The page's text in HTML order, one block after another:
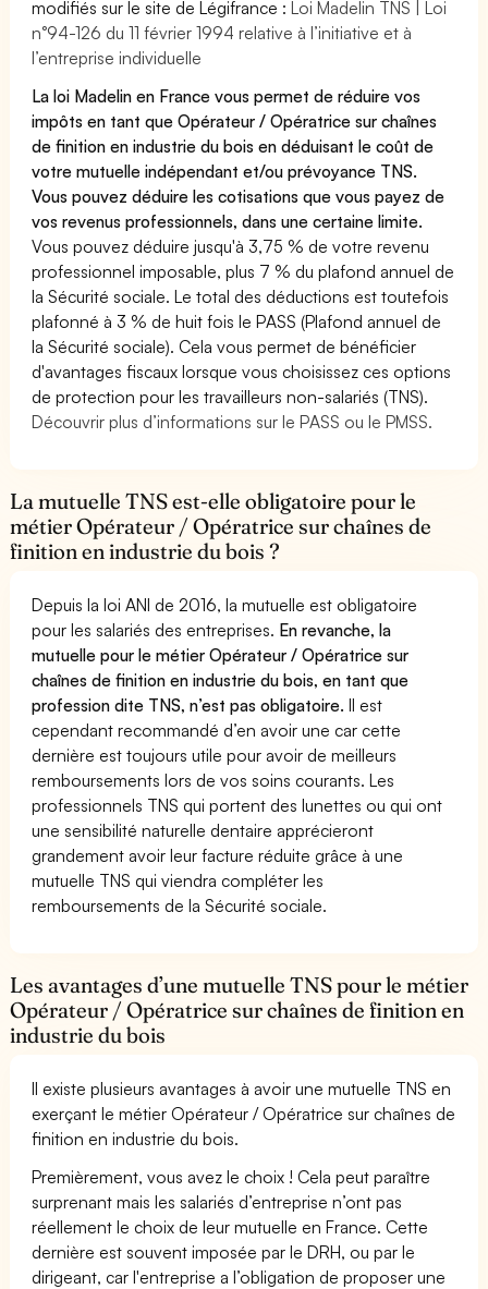
modifiés sur le site de Légifrance :Loi Madelin TNS | Loi
n°94-126 du 11 février 1994 relative à l’initiative et à
l’entreprise individuelle
La loi Madelin en France vous permet de réduire vos
impôts en tant que Opérateur / Opératrice sur chaînes
de finition en industrie du bois en déduisant le coût de
votre mutuelle indépendant et/ou prévoyance TNS.
Vous pouvez déduire les cotisations que vous payez de
vos revenus professionnels, dans une certaine limite.
Vous pouvez déduire jusqu'à 3,75 % de votre revenu
professionnel imposable, plus 7 % du plafond annuel de
la Sécurité sociale. Le total des déductions est toutefois
plafonné à 3 % de huit fois le PASS (Plafond annuel de
la Sécurité sociale). Cela vous permet de bénéficier
d'avantages fiscaux lorsque vous choisissez ces options
de protection pour les travailleurs non-salariés (TNS).
Découvrir plus d’informations sur le PASS ou le PMSS.
La mutuelle TNS est-elle obligatoire pour le
métier Opérateur / Opératrice sur chaînes de
finition en industrie du bois ?
Depuis la loi ANI de 2016, la mutuelle est obligatoire
pour les salariés des entreprises. En revanche, la
mutuelle pour le métier Opérateur / Opératrice sur
chaînes de finition en industrie du bois, en tant que
profession dite TNS, n’est pas obligatoire.Il est
cependant recommandé d’en avoir une car cette
dernière est toujours utile pour avoir de meilleurs
remboursements lors de vos soins courants. Les
professionnels TNS qui portent des lunettes ou qui ont
une sensibilité naturelle dentaire apprécieront
grandement avoir leur facture réduite grâce à une
mutuelle TNS qui viendra compléter les
remboursements de la Sécurité sociale.
Les avantages d’une mutuelle TNS pour le métier
Opérateur / Opératrice sur chaînes de finition en
industrie du bois
Il existe plusieurs avantages à avoir une mutuelle TNS en
exerçant le métier Opérateur / Opératrice sur chaînes de
finition en industrie du bois.
Premièrement, vous avez le choix ! Cela peut paraître
surprenant mais les salariés d’entreprise n’ont pas
réellement le choix de leur mutuelle en France. Cette
dernière est souvent imposée par le DRH, ou par le
dirigeant, car l'entreprise a l’obligation de proposer une